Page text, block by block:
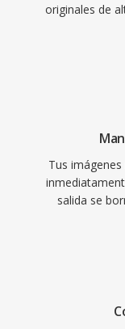
originales de
Tus
salida se